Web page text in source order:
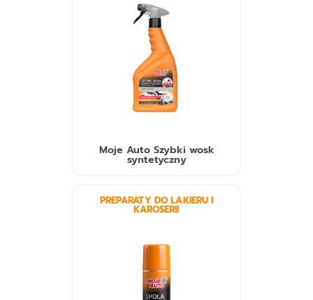
Moje Auto Szybki wosk
syntetyczny
PREPARATY DO LAKIERU I
KAROSERII